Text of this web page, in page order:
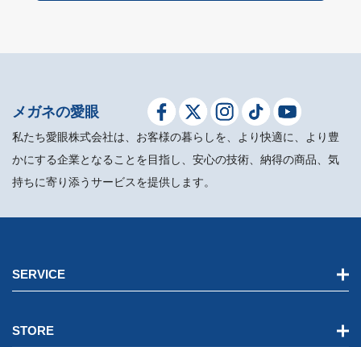
メガネの愛眼
私たち愛眼株式会社は、お客様の暮らしを、より快適に、より豊
かにする企業となることを目指し、安心の技術、納得の商品、気
持ちに寄り添うサービスを提供します。
SERVICE
STORE